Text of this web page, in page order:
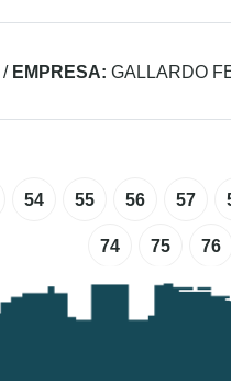
/ EMPRESA: GALLARDO
54 55 56 57
74 75 76